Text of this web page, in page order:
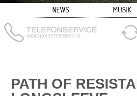
PATH OF